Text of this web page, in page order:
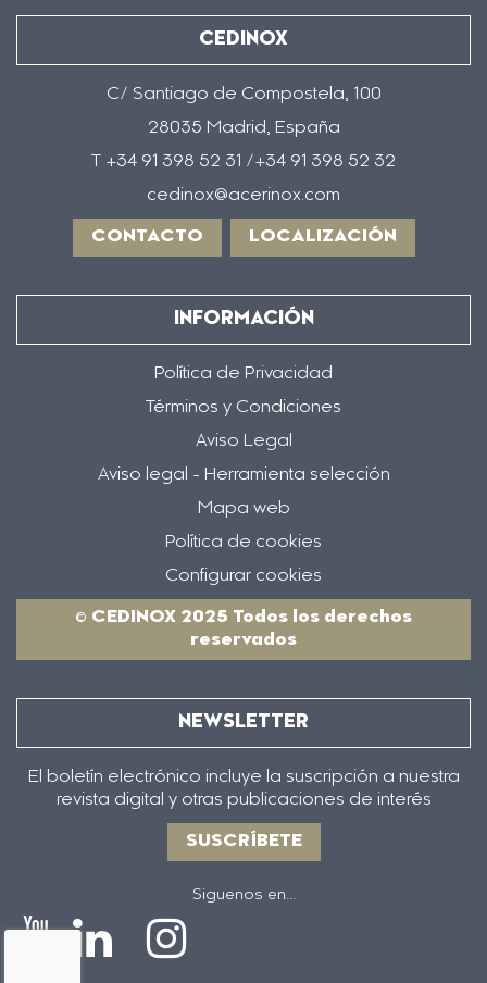
CEDINOX
C/ Santiago de Compostela, 100
28035 Madrid, España
T +34 91 398 52 31 /+34 91 398 52 32
cedinox@acerinox.com
CONTACTO LOCALIZACIÓN
INFORMACIÓN
Política de Privacidad
Términos y Condiciones
Aviso Legal
Aviso legal - Herramienta selección
Mapa web
Política de cookies
Configurar cookies
© CEDINOX 2025 Todos los derechos
reservados
NEWSLETTER
El boletín electrónico incluye la suscripción a nuestra
revista digital y otras publicaciones de interés
SUSCRÍBETE
Siguenos en...
Icono
Icono
IconoIcono